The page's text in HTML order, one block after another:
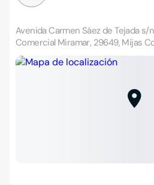
Avenida Carmen Sáez de Tejada s/
Comercial Miramar, 29649, Mijas